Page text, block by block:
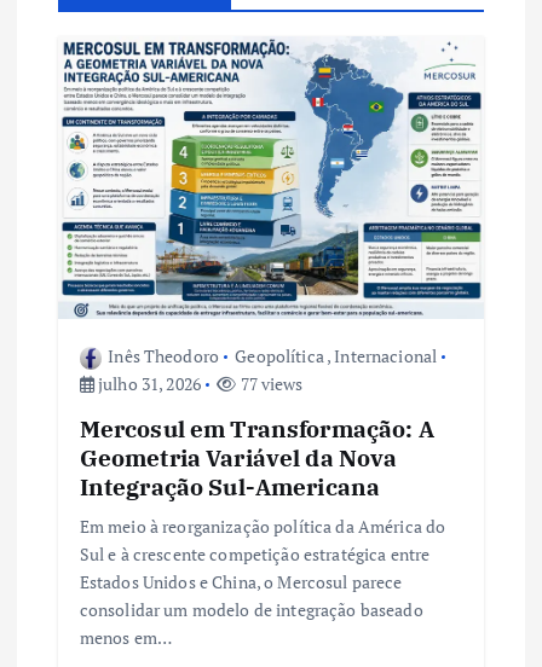
ã
o
d
e
P
Inês Theodoro Geopolítica,Internacional
julho 31, 2026
77 views
Mercosul em Transformação: A
Geometria Variável da Nova
Integração Sul-Americana
Em meio à reorganização política da América do
Sul e à crescente competição estratégica entre
Estados Unidos e China, o Mercosul parece
consolidar um modelo de integração baseado
menos em…